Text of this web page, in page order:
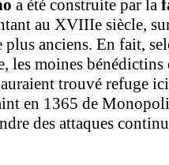
a été construite par la
au XVIIIe siècle,
anciens. En fait,
les moines bénédictins
trouvé refuge
en 1365 de
des attaques